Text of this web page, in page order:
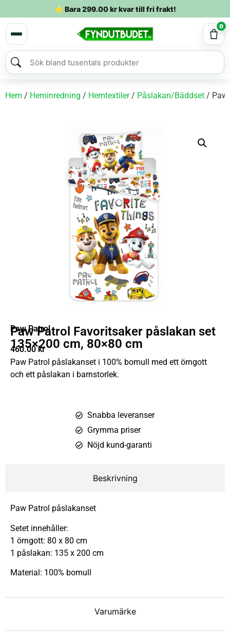
⭐ Bara299.00krkvar till fri frakt!
0
Hem / Heminredning / Hemtextiler/ Påslakan/Bäddset / Paw
Paw Patrol
Paw Patrol Favoritsaker påslakan set
135×200 cm, 80×80 cm
460.00kr
Paw Patrol påslakanset i 100% bomull med ett örngott
och ett påslakan i barnstorlek.
Snabba leveranser
Grymma priser
Nöjd kund-garanti
Beskrivning
Varumärke
Paw Patrol påslakanset
Setet innehåller:
1 örngott: 80 x 80 cm
1 påslakan: 135 x 200 cm
Material: 100% bomull